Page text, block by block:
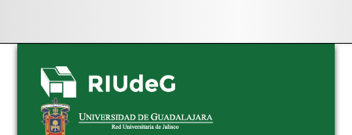
Skip
navigation